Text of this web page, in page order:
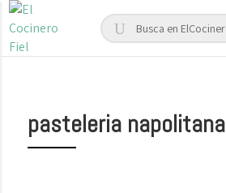
pasteleria napolitana